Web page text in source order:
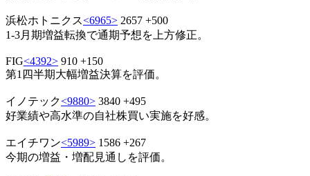
浜松ホトニクス<6965> 2657 +500
1-3月期増益転換で通期予想を上方修正。
FIG<4392> 910 +150
第1四半期大幅増益決算を評価。
イノテック<9880> 3840 +495
好業績や高水準の自社株買い実施を好感。
エイチワン<5989> 1586 +267
今期の増益・増配見通しを評価。